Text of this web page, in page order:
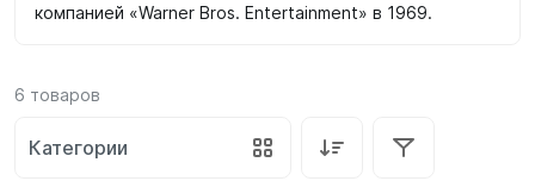
компанией «Warner Bros. Entertainment» в 1969.
6 товаров
Категории